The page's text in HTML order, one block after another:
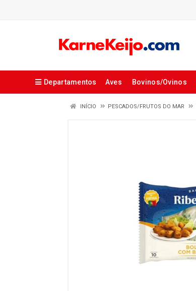
Departamentos Aves Bovinos/Ovinos
INÍCIO PESCADOS/FRUTOS DO MAR